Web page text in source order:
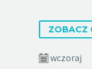
ZOBACZ
wczoraj